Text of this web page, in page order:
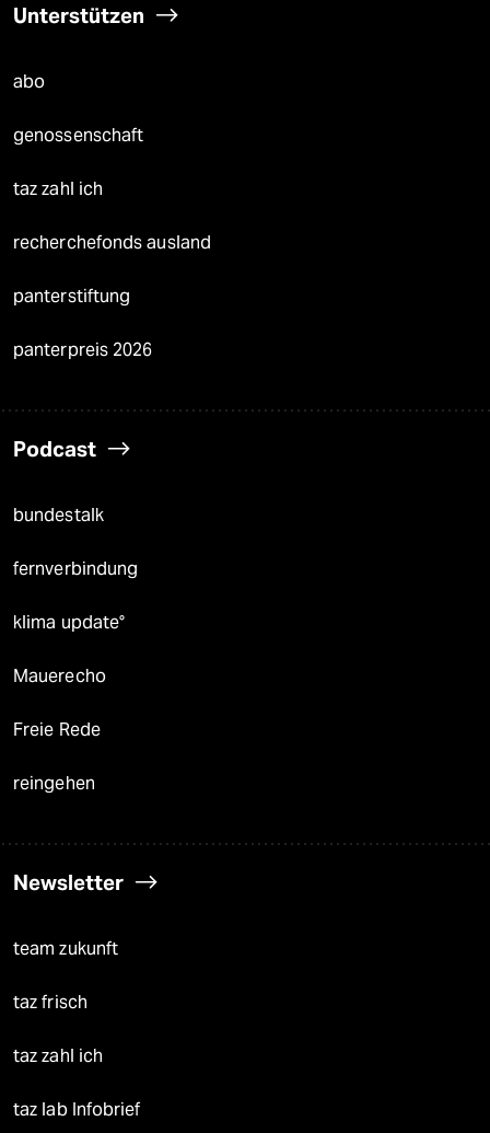
Unterstützen
abo
genossenschaft
taz zahl ich
recherchefonds ausland
panterstiftung
panterpreis 2026
Podcast
bundestalk
fernverbindung
klima update°
Mauerecho
Freie Rede
reingehen
Newsletter
team zukunft
taz frisch
taz zahl ich
taz lab Infobrief